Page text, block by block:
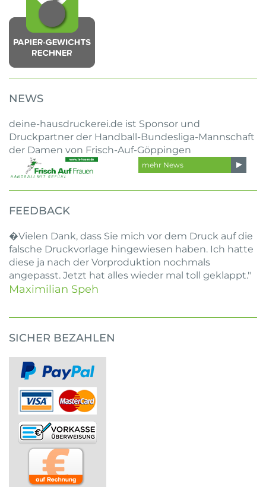
NEWS
deine-hausdruckerei.de ist Sponsor und
Druckpartner der Handball-Bundesliga-Mannschaft
der Damen von Frisch-Auf-Göppingen
mehr News
FEEDBACK
�Vielen Dank, dass Sie mich vor dem Druck auf die
falsche Druckvorlage hingewiesen haben. Ich hatte
diese ja nach der Vorproduktion nochmals
angepasst. Jetzt hat alles wieder mal toll geklappt."
Maximilian Speh
SICHER BEZAHLEN